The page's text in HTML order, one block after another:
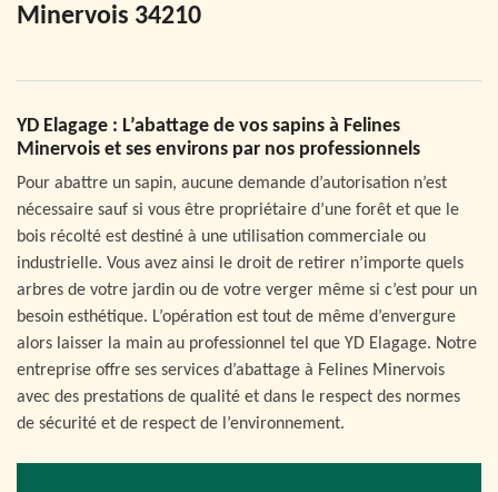
Minervois 34210
YD Elagage : L’abattage de vos sapins à Felines
Minervois et ses environs par nos professionnels
Pour abattre un sapin, aucune demande d’autorisation n’est
nécessaire sauf si vous être propriétaire d’une forêt et que le
bois récolté est destiné à une utilisation commerciale ou
industrielle. Vous avez ainsi le droit de retirer n’importe quels
arbres de votre jardin ou de votre verger même si c’est pour un
besoin esthétique. L’opération est tout de même d’envergure
alors laisser la main au professionnel tel que YD Elagage. Notre
entreprise offre ses services d’abattage à Felines Minervois
avec des prestations de qualité et dans le respect des normes
de sécurité et de respect de l’environnement.